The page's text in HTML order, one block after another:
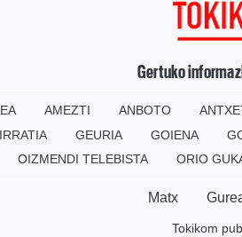
Gertuko
AMEZTI ANBOTO
GEURIA GOIENA
OIZMENDI TELEBISTA ORIO
Matx
Tokikom